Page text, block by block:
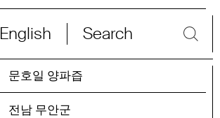
English Search
문호일 양파즙
전남 무안군